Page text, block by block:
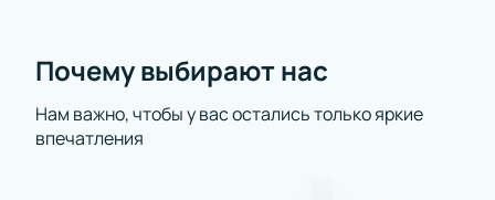
льду и особую атмосферу спортивного праздника.
Зрителей ждёт быстрая игра, где каждый эпизод
может повлиять на результат встречи.
Почему выбирают нас
Нам важно, чтобы у вас остались только яркие
впечатления